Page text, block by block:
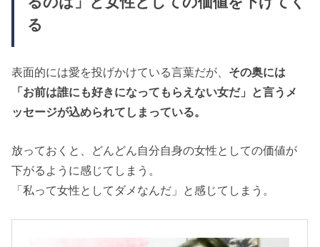
る
表面的には愛を投げかけている言葉だが、 その奥には
「お前は誰にも好きになってもらえない女だ」と言うメ
ッセージが込められてしまっている。
放っておくと、どんどん自分自身の女性としての価値が
下がるように感じてしまう。
「私って女性としてダメなんだ」と感じてしまう。